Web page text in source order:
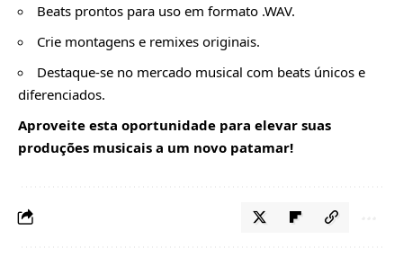
Beats prontos para uso em formato .WAV.
Crie montagens e remixes originais.
Destaque-se no mercado musical com beats únicos e
diferenciados.
Aproveite esta oportunidade para elevar suas
produções musicais a um novo patamar!